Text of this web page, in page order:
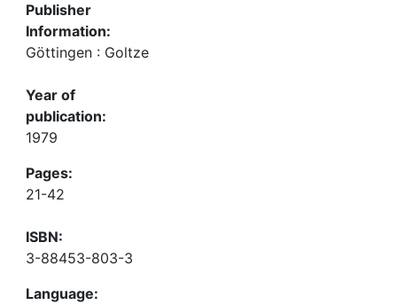
Publisher
Information:
Göttingen : Goltze
Year of
publication:
1979
Pages:
21-42
ISBN:
3-88453-803-3
Language: